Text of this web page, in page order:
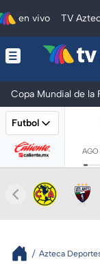
en vivo TV
Copa Mundial de la
Futbol
AGO
Azteca